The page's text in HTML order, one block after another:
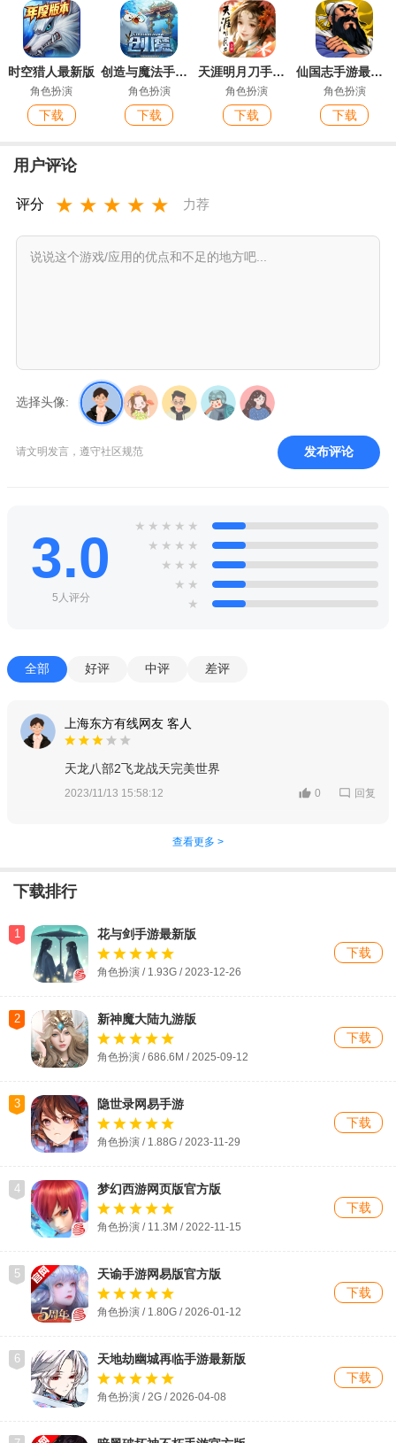
时空猎人最新版
角色扮演
下载
创造与魔法手游官方版
角色扮演
下载
天涯明月刀手游最新版
角色扮演
下载
仙国志手游最新版
角色扮演
下载
用户评论
评分 ★ ★ ★ ★ ★ 力荐
选择头像:
请文明发言，遵守社区规范 发布评论
3.0
5人评分
★ ★ ★ ★ ★
★ ★ ★ ★
★ ★ ★
★ ★
★
全部 好评 中评 差评
上海东方有线网友 客人
天龙八部2飞龙战天完美世界
2023/11/13 15:58:12 0 回复
查看更多 >
下载排行
1 花与剑手游最新版
角色扮演 / 1.93G / 2023-12-26
下载
2 新神魔大陆九游版
角色扮演 / 686.6M / 2025-09-12
下载
3 隐世录网易手游
角色扮演 / 1.88G / 2023-11-29
下载
4 梦幻西游网页版官方版
角色扮演 / 11.3M / 2022-11-15
下载
5 天谕手游网易版官方版
角色扮演 / 1.80G / 2026-01-12
下载
6 天地劫幽城再临手游最新版
角色扮演 / 2G / 2026-04-08
下载